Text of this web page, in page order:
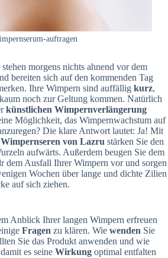
auftragen
morgens nichts ahnend vor dem
bereiten sich auf den kommenden Tag
Ihre Wimpern sind auffällig kurz,
noch zur Geltung kommen. Natürlich
künstlichen Wimpernverlängerung
Möglichkeit, das Wimpernwachstum auf
Die klare Antwort lautet: Ja! Mit
von Lazru stärken Sie den
aufwärts. Außerdem beugen Sie dem
dem Ausfall Ihrer Wimpern vor und sorgen
Wochen über lange und dichte Zilien
auf sich ziehen.
Anblick Ihrer langen Wimpern erfreuen
Fragen zu klären. Wie wenden Sie
Sie das Produkt anwenden und wie
es seine Wirkung optimal entfalten